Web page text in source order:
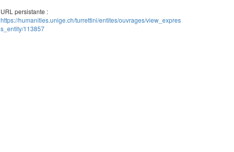
URL persistante :
https://humanities.unige.ch/turrettini/entites/ouvrages/view_expres
s_entity/113857